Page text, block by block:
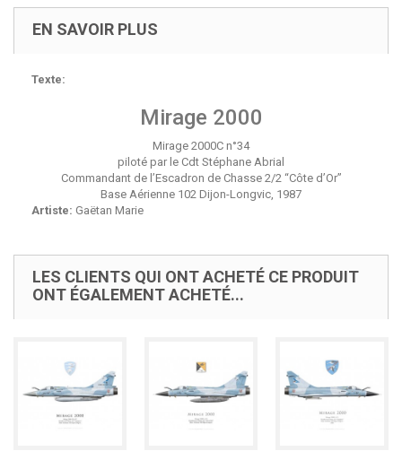
EN SAVOIR PLUS
Texte:
Mirage 2000
Mirage 2000C n°34
piloté par le Cdt Stéphane Abrial
Commandant de l’Escadron de Chasse 2/2 “Côte d’Or”
Base Aérienne 102 Dijon-Longvic, 1987
Artiste: Gaëtan Marie
LES CLIENTS QUI ONT ACHETÉ CE PRODUIT
ONT ÉGALEMENT ACHETÉ...